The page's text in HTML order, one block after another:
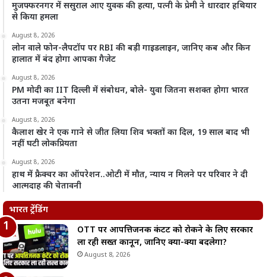
मुजफ्फरनगर में ससुराल आए युवक की हत्या, पत्नी के प्रेमी ने धारदार हथियार
से किया हमला
August 8, 2026
लोन वाले फोन-लैपटॉप पर RBI की बड़ी गाइडलाइन, जानिए कब और किन
हालात में बंद होगा आपका गैजेट
August 8, 2026
PM मोदी का IIT दिल्ली में संबोधन, बोले- युवा जितना सशक्त होगा भारत
उतना मजबूत बनेगा
August 8, 2026
कैलाश खेर ने एक गाने से जीत लिया शिव भक्तों का दिल, 19 साल बाद भी
नहीं घटी लोकप्रियता
August 8, 2026
हाथ में फ्रैक्चर का ऑपरेशन..ओटी में मौत, न्याय न मिलने पर परिवार ने दी
आत्मदाह की चेतावनी
भारत ट्रेंडिंग
OTT पर आपत्तिजनक कंटेंट को रोकने के लिए सरकार
ला रही सख्त कानून, जानिए क्या-क्या बदलेगा?
August 8, 2026